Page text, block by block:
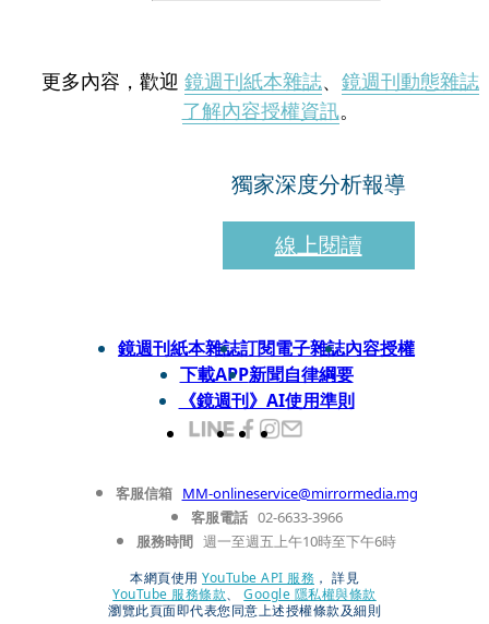
更多內容，歡迎 鏡週刊紙本雜誌、 鏡週刊動態雜誌
了解內容授權資訊。
獨家深度分析報導
線上閱讀
鏡週刊紙本雜誌訂閱電子雜誌內容授權
下載APP新聞自律綱要
《鏡週刊》AI使用準則
客服信箱 MM-onlineservice@mirrormedia.mg
客服電話 02-6633-3966
服務時間 週一至週五上午10時至下午6時
本網頁使用 YouTube API 服務 ， 詳見
YouTube 服務條款、
Google 隱私權與條款
瀏覽此頁面即代表您同意上述授權條款及細則